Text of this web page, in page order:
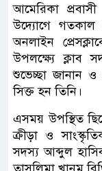
আমেরিকা
উদ্যোগে
অনলাইন
উপলক্ষ্যে ক্লাব
শুভেচ্ছা জানান
সিক্ত হন তিনি।
এসময় উপস্থিত
ক্রীড়া ও
সদস্য আব্দুল
তাসলিমা খানম